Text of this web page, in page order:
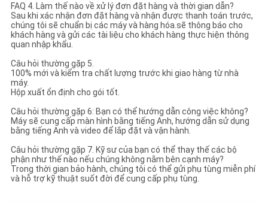
FAQ 4. Làm thế nào về xử lý đơn đặt hàng và thời gian dẫn?
Sau khi xác nhận đơn đặt hàng và nhận được thanh toán trước,
chúng tôi sẽ chuẩn bị các máy và hàng hóa.sẽ thông báo cho
khách hàng và gửi các tài liệu cho khách hàng thực hiện thông
quan nhập khẩu.
Câu hỏi thường gặp 5.
100% mới và kiểm tra chất lượng trước khi giao hàng từ nhà
máy.
Hộp xuất ổn định cho gói tốt.
Câu hỏi thường gặp 6: Bạn có thể hướng dẫn công việc không?
Máy sẽ cung cấp màn hình bằng tiếng Anh, hướng dẫn sử dụng
bằng tiếng Anh và video để lắp đặt và vận hành.
Câu hỏi thường gặp 7. Kỹ sư của bạn có thể thay thế các bộ
phận như thế nào nếu chúng không nằm bên cạnh máy?
Trong thời gian bảo hành, chúng tôi có thể gửi phụ tùng miễn phí
và hỗ trợ kỹ thuật suốt đời để cung cấp phụ tùng.